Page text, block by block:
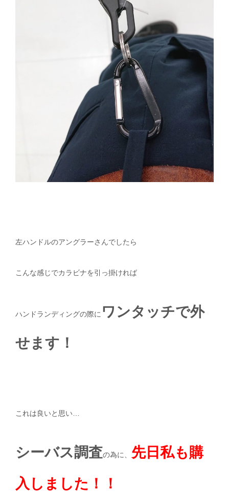
左ハンドルのアングラーさんでしたら
こんな感じでカラビナを引っ掛ければ
ハンドランディングの際に ワンタッチで外
せます！
これは良いと思い…
シーバス調査の為に、 先日私も購
入しました！！